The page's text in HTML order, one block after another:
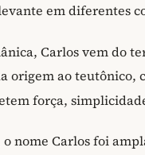
em diferentes
Carlos vem do
origem ao teutônico,
força,
nome Carlos foi